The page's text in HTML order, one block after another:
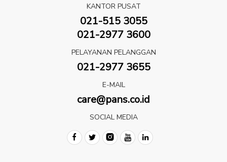
KANTOR PUSAT
021-515 3055
021-2977 3600
PELAYANAN PELANGGAN
021-2977 3655
E-MAIL
care@pans.co.id
SOCIAL MEDIA